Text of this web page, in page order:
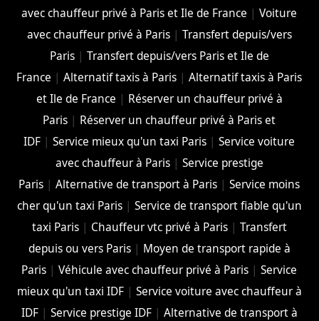
avec chauffeur privé à Paris et Ile de France |Voiture
avec chauffeur privé à Paris| Transfert depuis/vers
Paris| Transfert depuis/vers Paris et Ile de
France |Alternatif taxis à Paris |Alternatif taxis à Paris
et Ile de France | Réserver un chauffeur privé à
Paris | Réserver un chauffeur privé à Paris et
IDF |Service mieux qu'un taxi Paris |Service voiture
avec chauffeur à Paris| Service prestige
Paris |Alternative de transport à Paris |Service moins
cher qu'un taxi Paris| Service de transport fiable qu'un
taxi Paris| Chauffeur vtc privé à Paris| Transfert
depuis ou vers Paris| Moyen de transport rapide à
Paris |Véhicule avec chauffeur privé à Paris |Service
mieux qu'un taxi IDF| Service voiture avec chauffeur à
IDF| Service prestige IDF| Alternative de transport à